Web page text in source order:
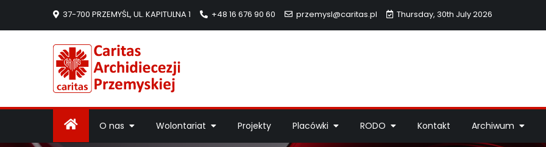
37-700 PRZEMYŚL, UL. KAPITULNA 1 +48 16 676 90 60 przemysl@caritas.pl Thursday, 30th July 2026
O nas Wolontariat Projekty Placówki RODO Kontakt Archiwum